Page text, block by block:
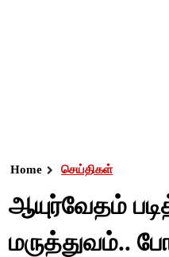
Home செய்திகள்
ஆயுர்வேதம்
மருத்துவம்..